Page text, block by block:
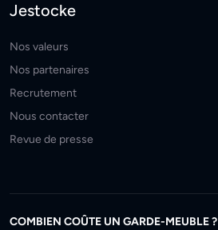
Jestocke
Nos valeurs
Nos partenaires
Recrutement
Nous contacter
Revue de presse
COMBIEN COÛTE UN GARDE-MEUBLE ?